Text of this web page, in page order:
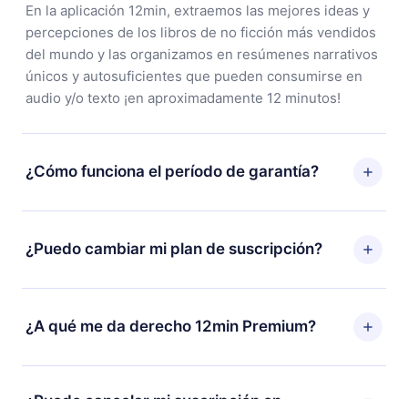
En la aplicación 12min, extraemos las mejores ideas y
percepciones de los libros de no ficción más vendidos
del mundo y las organizamos en resúmenes narrativos
únicos y autosuficientes que pueden consumirse en
audio y/o texto ¡en aproximadamente 12 minutos!
¿Cómo funciona el período de garantía?
Puedes descargar nuestra aplicación y comenzar a
disfrutar de nuestra biblioteca. Si por alguna razón no
estás satisfecho con nuestra plataforma, simplemente
a la compra y solicita el reembolso del valor. Recibirás
¿Puedo cambiar mi plan de suscripción?
Sí, pero el cambio solo se aplicará a partir del próximo
período de facturación. Por ejemplo, si decides
cambiar tu suscripción mensual a anual, después de
¿A qué me da derecho 12min Premium?
12min Premium es un plan que te garantiza acceso a
toda nuestra biblioteca de más de 2500 títulos